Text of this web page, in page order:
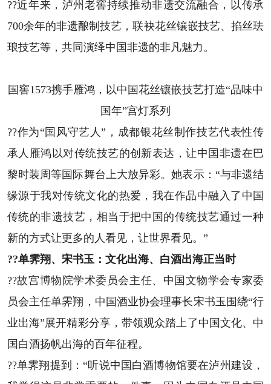
??近年来，泸州老窖持续推动非遗交流融合，以传承
700余年的非遗酿制技艺，联袂花丝镶嵌技艺、掐丝珐
琅技艺等，共同演绎中国非遗的非凡魅力。
国窖1573携手雁鸿，以中国花丝镶嵌技艺打造“品味中
国年”宫灯系列
??作为“国风守艺人”，成都银花丝制作技艺代表性传
承人雁鸿以对传统技艺的创新表达，让中国非遗在巴
黎时装周等国际舞台上大放异彩。她表示：“与非遗结
缘源于我对传统文化的热爱，我在作品中融入了中国
传统的非遗技艺，相当于把中国的传统技艺通过一种
新的方式让更多的人看见，让世界看见。”
??单霁翔、宋书玉：文化出海、白酒出海正当时
??故宫博物院学术委员会主任、中国文物学会专家委
员会主任单霁翔，中国酒业协会理事长宋书玉围绕“行
业出海”展开精彩分享，带领观众踏上了中国文化、中
国白酒扬帆出海的百年征程。
??单霁翔提到：“听说中国白酒博物馆要在泸州建设，